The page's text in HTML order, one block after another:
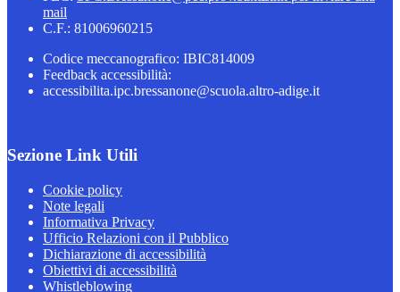
mail
C.F.: 81006960215
Codice meccanografico: IBIC814009
Feedback accessibilità:
accessibilita.ipc.bressanone@scuola.altro-adige.it
Sezione Link Utili
Cookie policy
Note legali
Informativa Privacy
Ufficio Relazioni con il Pubblico
Dichiarazione di accessibilità
Obiettivi di accessibilità
Whistleblowing